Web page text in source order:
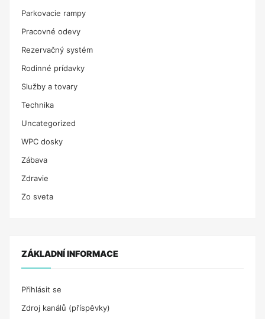
Parkovacie rampy
Pracovné odevy
Rezervačný systém
Rodinné prídavky
Služby a tovary
Technika
Uncategorized
WPC dosky
Zábava
Zdravie
Zo sveta
ZÁKLADNÍ INFORMACE
Přihlásit se
Zdroj kanálů (příspěvky)